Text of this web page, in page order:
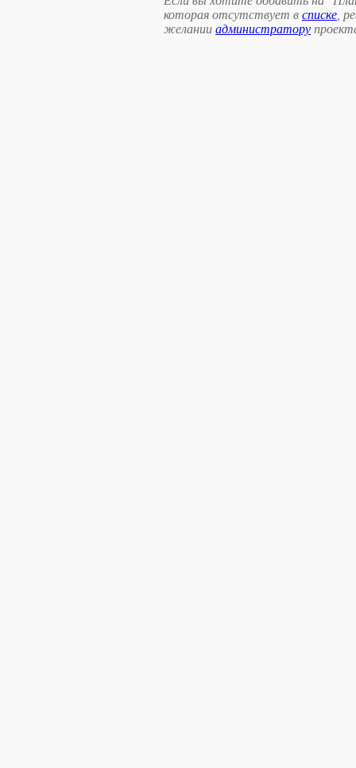
которая отсутствует в списке ,
желании администратору